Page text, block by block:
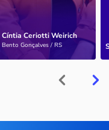
Cíntia Ceriotti Weirich
Bento Gonçalves / RS